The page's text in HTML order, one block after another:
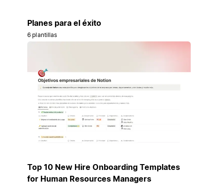
Planes para el éxito
6 plantillas
Top 10 New Hire Onboarding Templates
for Human Resources Managers